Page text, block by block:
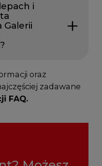
i
oraz
zadawane
FAQ.